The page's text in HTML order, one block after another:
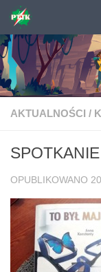
Skip to content
AKTUALNOŚCI /
OPUBLIKOWANO